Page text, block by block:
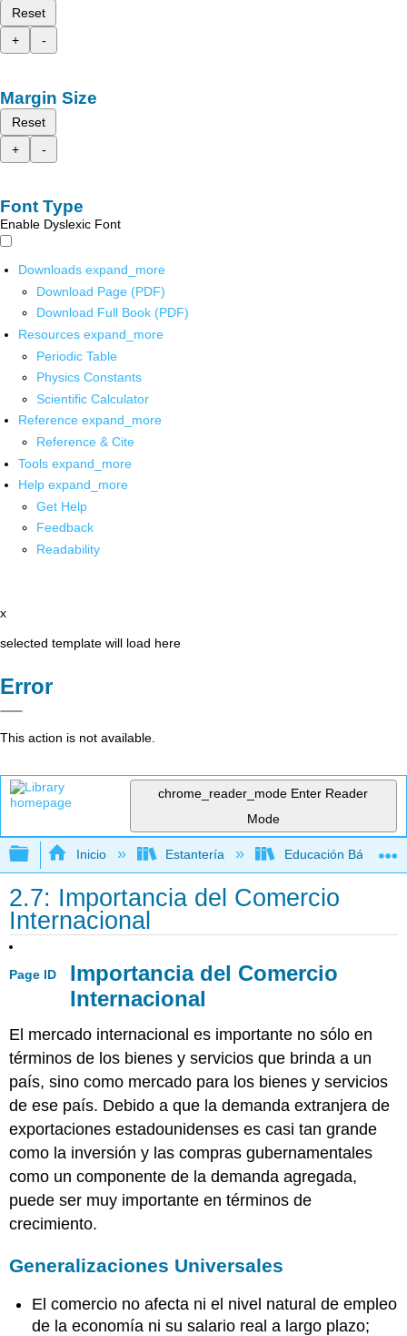
Reset
+
-
Margin Size
Reset
+
-
Font Type
Enable Dyslexic Font
Downloads expand_more
Download Page (PDF)
Download Full Book (PDF)
Resources expand_more
Periodic Table
Physics Constants
Scientific Calculator
Reference expand_more
Reference & Cite
Tools expand_more
Help expand_more
Get Help
Feedback
Readability
x
selected template will load here
Error
This action is not available.
chrome_reader_mode Enter Reader
Mode
Expandir/contraer jerarquía global
Inicio Estantería Educación Básica
2.7: Importancia del Comercio
Internacional
Page ID
Importancia del Comercio
Internacional
El mercado internacional es importante no sólo en
términos de los bienes y servicios que brinda a un
país, sino como mercado para los bienes y servicios
de ese país. Debido a que la demanda extranjera de
exportaciones estadounidenses es casi tan grande
como la inversión y las compras gubernamentales
como un componente de la demanda agregada,
puede ser muy importante en términos de
crecimiento.
Generalizaciones Universales
El comercio no afecta ni el nivel natural de empleo
de la economía ni su salario real a largo plazo;